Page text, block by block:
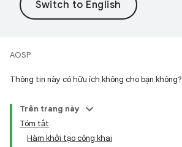
AOSP
Thông tin này có hữu ích không cho bạn không?
Trên trang này
Tóm tắt
Hàm khởi tạo công khai